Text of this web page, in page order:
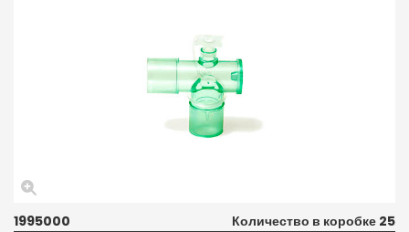
1995000
Количество в коробке 25